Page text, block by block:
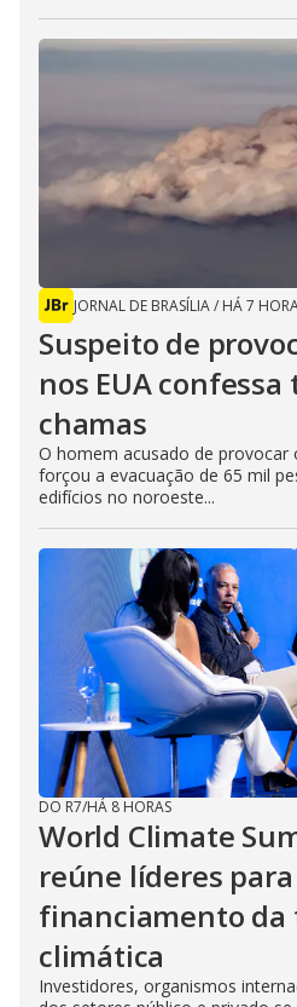
JORNAL DE BRASÍLIA/ HÁ 7
Suspeito de
nos EUA
chamas
O homem acusado de provocar
forçou a evacuação de 65 mil
edifícios no noroeste...
DO R7/HÁ 8 HORAS
World Climate
reúne líderes
financiamento da
climática
Investidores, organismos